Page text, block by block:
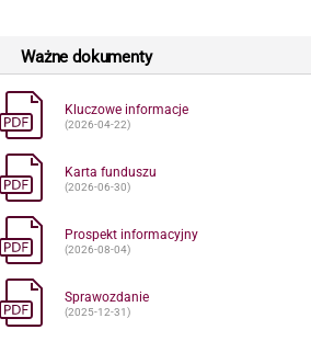
Ważne dokumenty
Kluczowe informacje
(2026-04-22)
Karta funduszu
(2026-06-30)
Prospekt informacyjny
(2026-08-04)
Sprawozdanie
(2025-12-31)